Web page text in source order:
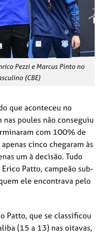
Pezzi e Marcus Pinto no
(CBE)
que aconteceu no
poules não conseguiu
com 100% de
cinco chegaram às
um à decisão. Tudo
Patto, campeão sub-
ele encontrava pelo
Patto, que se classificou
(15 a 13) nas oitavas,